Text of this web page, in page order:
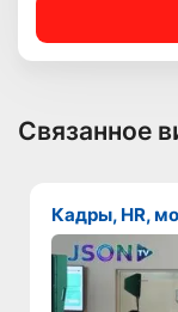
Связанное
Кадры, HR,